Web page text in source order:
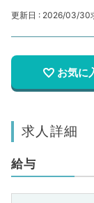
更新日 : 2026/03/30
お気に
求人詳細
給与